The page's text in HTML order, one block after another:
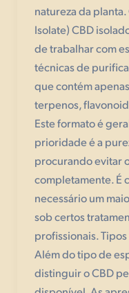
natureza da
Isolate) CBD
de trabalhar com
técnicas de
que contém
terpenos,
Este formato é
prioridade é a
procurando evitar
completamente. É
necessário um
sob certos
profissionais.
Além do tipo de
distinguir o CBD